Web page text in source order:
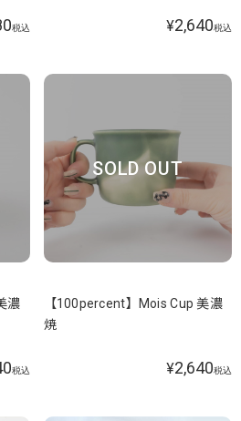
税込 ¥2,640税込
濃
税込
SOLD OUT
【100percent】Mois Cup 美濃
焼
¥2,640税込